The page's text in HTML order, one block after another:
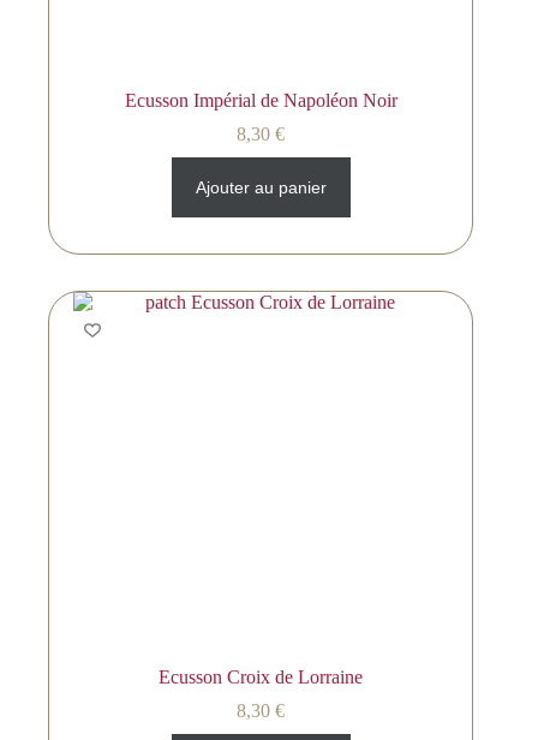
Ecusson Impérial de Napoléon Noir
8,30€
Ajouter au panier
Ecusson Croix de Lorraine
8,30€